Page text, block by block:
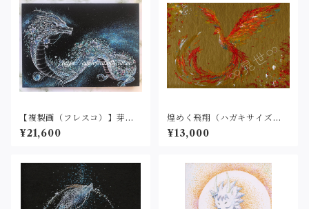
【複製画（フレスコ）】芽吹
く(A4サイズ・パネル)
¥21,600
煌めく飛翔（ハガキサイズ）
原画
¥13,000